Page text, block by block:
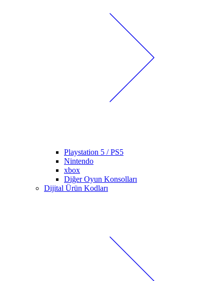
Playstation 5 / PS5
Nintendo
xbox
Diğer Oyun Konsolları
Dijital Ürün Kodları